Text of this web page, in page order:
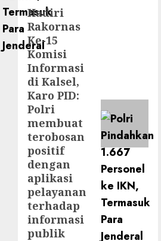
Hadiri
Rakornas
Ke-15
Komisi
Informasi
di Kalsel,
Karo PID:
Polri
membuat
terobosan
positif
dengan
aplikasi
pelayanan
terhadap
informasi
publik